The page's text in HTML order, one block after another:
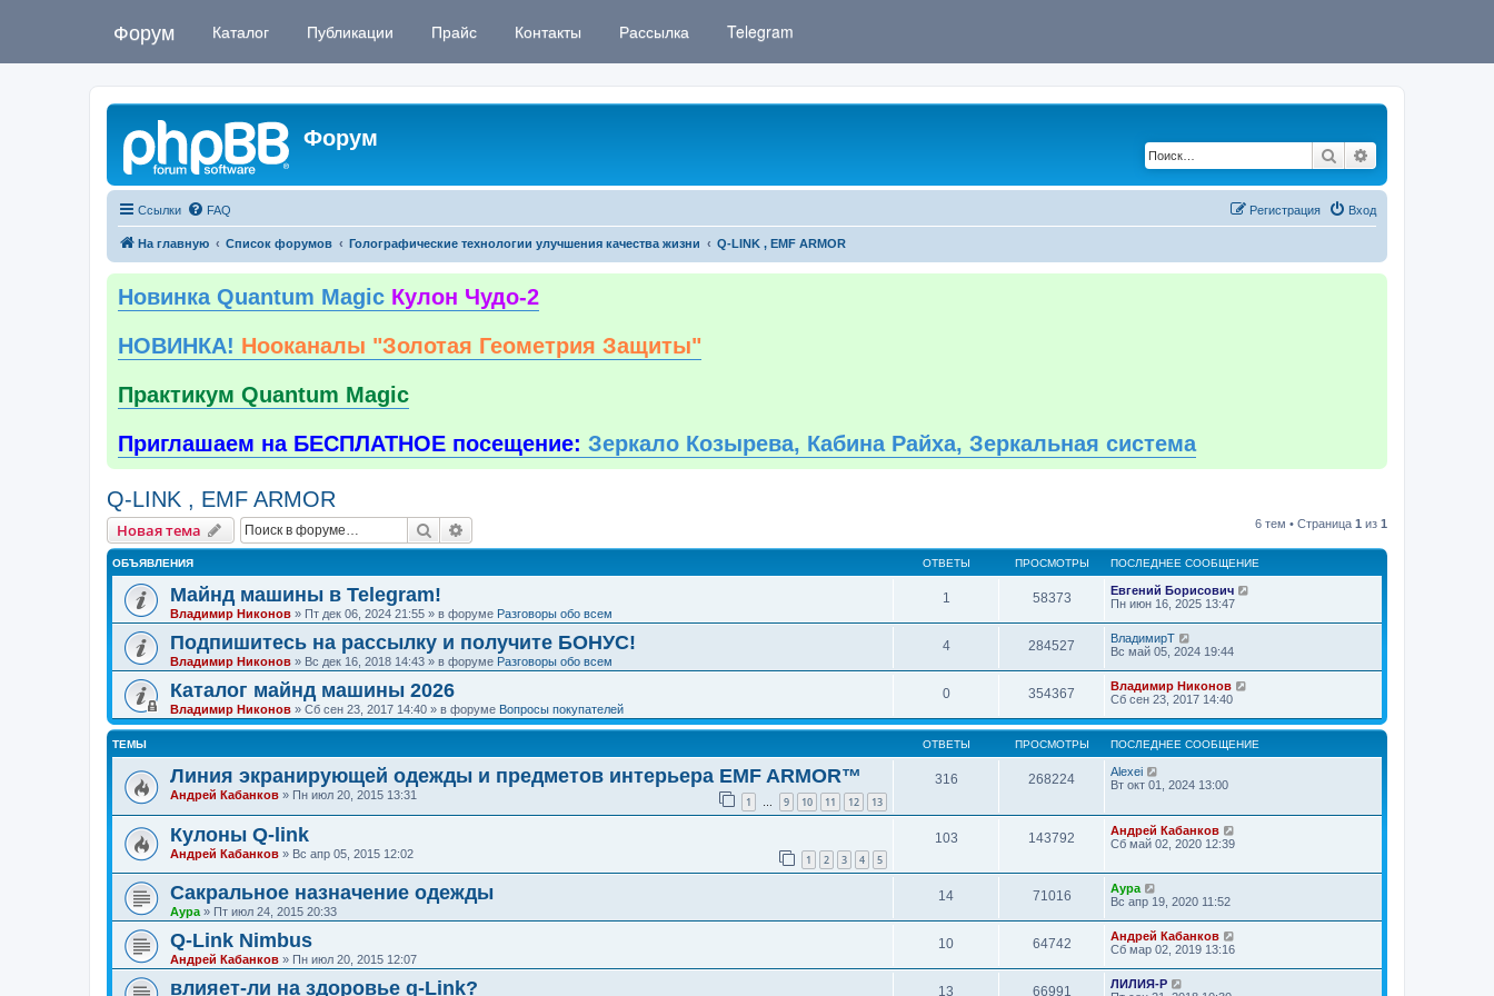
Форум Каталог Публикации Прайс Контакты Рассылка Telegram
Форум
Поиск
Ссылки FAQ Вход
Регистрация
На главную Список форумов Голографические технологии улучшения качества жизни Q-LINK , EMF ARMOR
Новинка Quantum Magic Кулон Чудо-2
НОВИНКА! Нооканалы "Золотая Геометрия Защиты"
Практикум Quantum Magic
Приглашаем на БЕСПЛАТНОЕ посещение: Зеркало Козырева, Кабина Райха, Зеркальная система
Q-LINK , EMF ARMOR
Новая тема Поиск 6 тем • Страница 1 из 1
ОБЪЯВЛЕНИЯ ОТВЕТЫ ПРОСМОТРЫ ПОСЛЕДНЕЕ СООБЩЕНИЕ
Майнд машины в Telegram!
Владимир Никонов » Пт дек 06, 2024 21:55 » в форуме Разговоры обо всем
1 58373
Евгений Борисович
Пн июн 16, 2025 13:47
Подпишитесь на рассылку и получите БОНУС!
Владимир Никонов » Вс дек 16, 2018 14:43 » в форуме Разговоры обо всем
4 284527
ВладимирТ
Вс май 05, 2024 19:44
Каталог майнд машины 2026
Владимир Никонов » Сб сен 23, 2017 14:40 » в форуме Вопросы покупателей
0 354367
Владимир Никонов
Сб сен 23, 2017 14:40
ТЕМЫ ОТВЕТЫ ПРОСМОТРЫ ПОСЛЕДНЕЕ СООБЩЕНИЕ
Линия экранирующей одежды и предметов интерьера EMF ARMOR™
Андрей Кабанков » Пн июл 20, 2015 13:31 1 … 9 10 11 12 13
316 268224
Alexei
Вт окт 01, 2024 13:00
Кулоны Q-link
Андрей Кабанков » Вс апр 05, 2015 12:02 1 2 3 4 5
103 143792
Андрей Кабанков
Сб май 02, 2020 12:39
Сакральное назначение одежды
Аура » Пт июл 24, 2015 20:33
14 71016
Аура
Вс апр 19, 2020 11:52
Q-Link Nimbus
Андрей Кабанков » Пн июл 20, 2015 12:07
10 64742
Андрей Кабанков
Сб мар 02, 2019 13:16
влияет-ли на здоровье q-Link? 13 66991
ЛИЛИЯ-Р